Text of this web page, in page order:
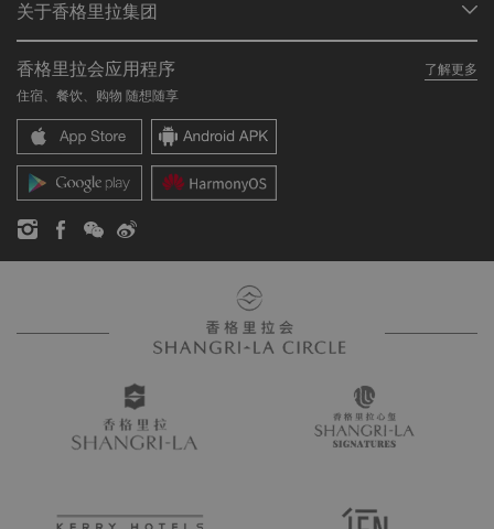
餐厅与酒吧
加入香格里拉会
常见问题
联络我们
关于香格里拉集团
我们的酒店品牌
香格里拉中心
香格里拉公寓
联系方式
职业发展
企业社会责任
新闻稿
香格里拉会应用程序
了解更多
住宿、餐饮、购物 随想随享